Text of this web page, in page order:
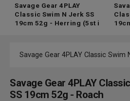
Savage Gear 4PLAY
Classic Swim N Jerk SS
19cm 52g - Herring (5st i
Savage Gear 4PLAY
SS 19cm 52g - Roach